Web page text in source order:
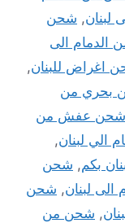
لبنان, شحن
الدمام الى
اغراض للبنان,
بحري من
شحن عفش من
لبنان,
بكم, شحن
لبنان, شحن
, شحن من